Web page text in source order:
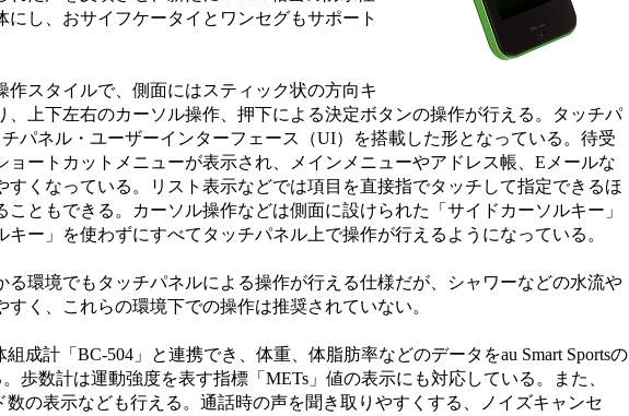
し、おサイフケータイとワンセグもサポート
スタイルで、側面にはスティック状の方向キ
上下左右のカーソル操作、押下による決定ボタンの操作が行える。タッチパ
パネル・ユーザーインターフェース（UI）を搭載した形となっている。待受
ートカットメニューが表示され、メインメニューやアドレス帳、Eメールな
くなっている。リスト表示などでは項目を直接指でタッチして指定できるほ
ともできる。カーソル操作などは側面に設けられた「サイドカーソルキー」
ー」を使わずにすべてタッチパネル上で操作が行えるようになっている。
環境でもタッチパネルによる操作が行える仕様だが、シャワーなどの水流や
く、これらの環境下での操作は推奨されていない。
計「BC-504」と連携でき、体重、体脂肪率などのデータをau Smart Sportsの
歩数計は運動強度を表す指標「METs」値の表示にも対応している。また、
の表示なども行える。通話時の声を聞き取りやすくする、ノイズキャンセ